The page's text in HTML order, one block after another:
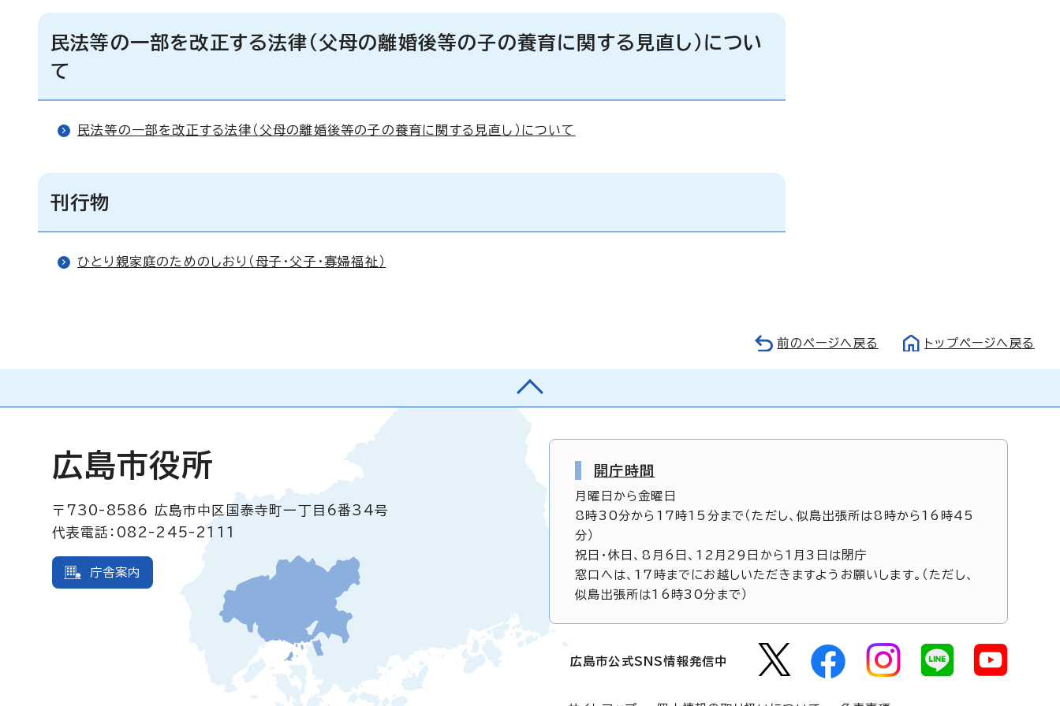
民法等の一部を改正する法律（父母の離婚後等の子の養育に関する見直し）につい
て
民法等の一部を改正する法律（父母の離婚後等の子の養育に関する見直し）について
刊行物
ひとり親家庭のためのしおり（母子・父子・寡婦福祉）
前のページへ戻る トップページへ戻る
広島市役所
〒730-8586
広島市中区国泰寺町一丁目6番34号
代表電話：082-245-2111
庁舎案内
開庁時間
月曜日から金曜日
8時30分から17時15分まで（ただし、似島出張所は8時から16時45
分）
祝日・休日、8月6日、12月29日から1月3日は閉庁
窓口へは、17時までにお越しいただきますようお願いします。（ただし、
似島出張所は16時30分まで）
広島市公式SNS情報発信中